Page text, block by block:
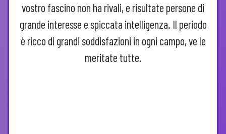
vostro fascino non ha rivali, e risultate persone di
grande interesse e spiccata intelligenza. Il periodo
è ricco di grandi soddisfazioni in ogni campo, ve le
meritate tutte.